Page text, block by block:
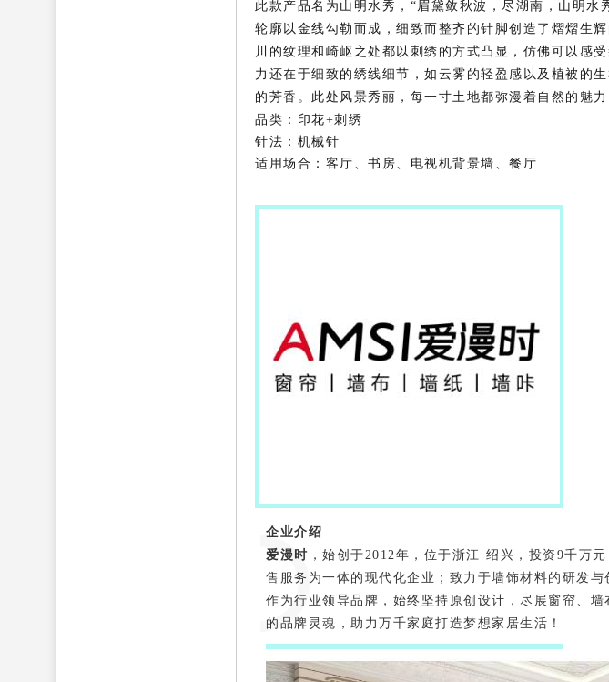
此款产品名为山明水秀 ， “ 眉黛敛秋波，尽湖南，山明水
轮廓以金线勾勒而成，细致而整齐的针脚创造了熠熠生
川的纹理和崎岖之处都以刺绣的方式凸显，仿佛可以感
力还在于细致的绣线细节，如云雾的轻盈感以及植被的
的芳香。此处风景秀丽，每一寸土地都弥漫着自然的魅力
品类：印花+刺绣
针法：机械针
适用场合：客厅、书房、电视机背景墙、餐厅
企业介绍
爱漫时 ，始创于2012年，位于浙江·绍兴，投资9千万
售服务为一体的现代化企业；致力于墙饰材料的研发
作为行业领导品牌，始终坚持原创设计，尽展窗帘、
的品牌灵魂，助力万千家庭打造梦想家居生活！